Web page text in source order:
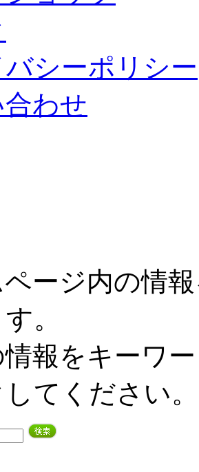
シーポリシー
わせ
ージ内の情
。
報をキーワ
てください。